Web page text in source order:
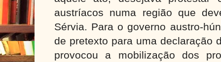
austríacos numa região que
Sérvia. Para o governo austro-
de pretexto para uma declaração
provocou a mobilização dos